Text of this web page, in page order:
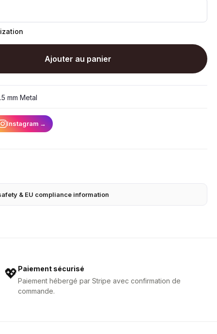
Ajouter au panier
mm Metal
Instagram →
& EU compliance information
💖Paiement sécurisé
Paiement hébergé par Stripe avec confirmation de
commande.